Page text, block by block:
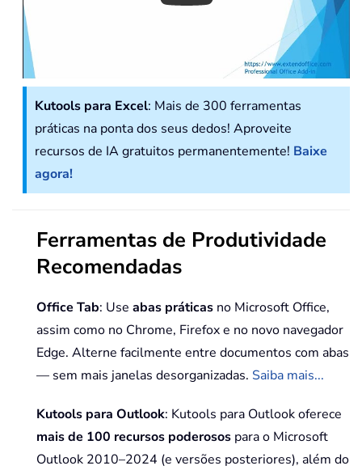
Kutools para Excel: Mais de 300 ferramentas
práticas na ponta dos seus dedos! Aproveite
recursos de IA gratuitos permanentemente! Baixe
agora!
Ferramentas de Produtividade
Recomendadas
Office Tab: Use abas práticas no Microsoft Office,
assim como no Chrome, Firefox e no novo navegador
Edge. Alterne facilmente entre documentos com abas
— sem mais janelas desorganizadas. Saiba mais...
Kutools para Outlook: Kutools para Outlook oferece
mais de 100 recursos poderosos para o Microsoft
Outlook 2010–2024 (e versões posteriores), além do